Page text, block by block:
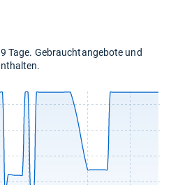
Tage. Gebrauchtangebote und